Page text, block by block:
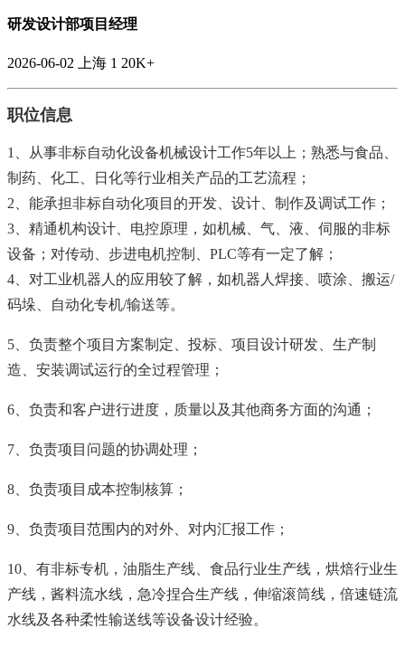
研发设计部项目经理
2026-06-02 上海 1 20K+
职位信息
1 、从事非标自动化设备机械设计工作5年以上；熟悉与食品、
制药、化工、日化等行业相关产品的工艺流程；
2 、能承担非标自动化项目的开发、设计、制作及调试工作；
3 、精通机构设计、电控原理，如机械、气、液、伺服的非标
设备；对传动、步进电机控制、 PLC等有一定了解；
4 、对工业机器人的应用较了解，如机器人焊接、喷涂、搬运/
码垛、自动化专机/输送等。
5 、负责整个项目方案制定、投标、项目设计研发、生产制
造、安装调试运行的全过程管理；
6 、负责和客户进行进度，质量以及其他商务方面的沟通；
7 、负责项目问题的协调处理；
8 、负责项目成本控制核算；
9 、负责项目范围内的对外、对内汇报工作；
10 、有非标专机，油脂生产线、食品行业生产线，烘焙行业生
产线，酱料流水线，急冷捏合生产线，伸缩滚筒线，倍速链流
水线及各种柔性输送线等设备设计经验。